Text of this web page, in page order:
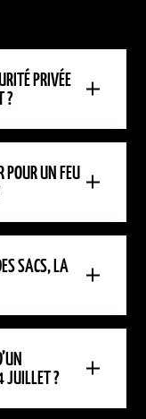
PRIVÉE
?
POUR UN FEU
SACS, LA
JUILLET ?